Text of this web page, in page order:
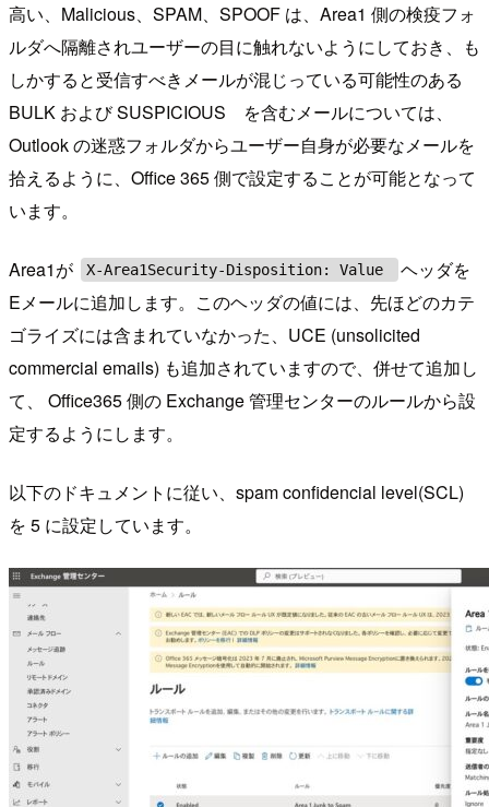
高い、Malicious、SPAM、SPOOF は、Area1 側の検疫フォ
ルダへ隔離されユーザーの目に触れないようにしておき、も
しかすると受信すべきメールが混じっている可能性のある
BULK および SUSPICIOUS を含むメールについては、
Outlook の迷惑フォルダからユーザー自身が必要なメールを
拾えるように、Office 365 側で設定することが可能となって
います。
Area1が X-Area1Security-Disposition: Value
ヘッダを
Eメールに追加します。このヘッダの値には、先ほどのカテ
ゴライズには含まれていなかった、UCE (unsolicited
commercial emails) も追加されていますので、併せて追加し
て、 Office365 側の Exchange 管理センターのルールから設
定するようにします。
以下のドキュメントに従い、spam confidencial level(SCL)
を 5 に設定しています。